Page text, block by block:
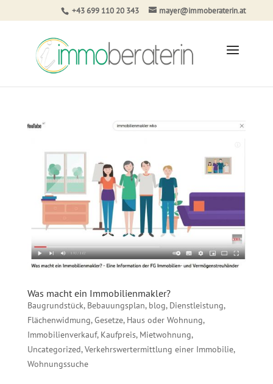
+43 699 110 20 343 mayer@immoberaterin.at
Was macht ein Immobilienmakler?
Baugrundstück, Bebauungsplan, blog, Dienstleistung,
Flächenwidmung,Gesetze, Haus oder Wohnung,
Immobilienverkauf, Kaufpreis, Mietwohnung,
Uncategorized,Verkehrswertermittlung einer Immobilie,
Wohnungssuche